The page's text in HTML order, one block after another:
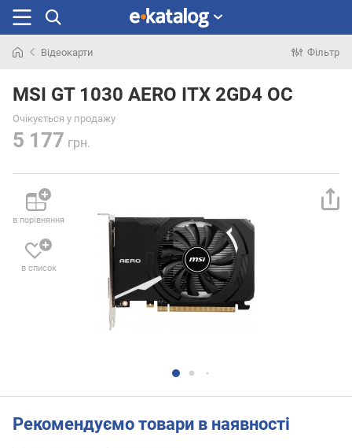
раніше
Відеокарти Фільтр
MSI GT 1030 AERO ITX 2GD4 OC
Очікується у продажу
5 177 грн.
в порівняння
в список
Рекомендуємо товари в наявності